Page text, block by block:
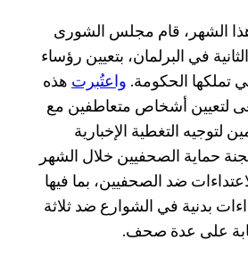
الشهر، قام مجلس الشورى
في البرلمان، بتعيين رؤساء
تملكها الحكومة. واعتُبرتهذه
لتعيين أشخاص متعاطفين مع
لتوجيه التغطية الإخبارية
حماية الصحفيين خلال الشهر
ضد الصحفيين، بما فيها
بدنية في الشوارع ضد ثلاثة
على عدة صحف.